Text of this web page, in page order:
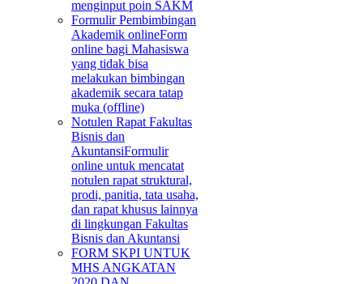
menginput poin SAKM
Formulir Pembimbingan
Akademik onlineForm
online bagi Mahasiswa
yang tidak bisa
melakukan bimbingan
akademik secara tatap
muka (offline)
Notulen Rapat Fakultas
Bisnis dan
AkuntansiFormulir
online untuk mencatat
notulen rapat struktural,
prodi, panitia, tata usaha,
dan rapat khusus lainnya
di lingkungan Fakultas
Bisnis dan Akuntansi
FORM SKPI UNTUK
MHS ANGKATAN